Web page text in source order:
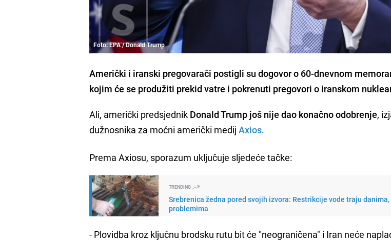
Foto: EPA / Donald Trump
Američki i iranski pregovarači postigli su dogovor o 60-dnevnom
kojim će se produžiti prekid vatre i pokrenuti pregovori o iranskom
Ali, američki predsjednik Donald Trump još nije dao konačno odobrenje,
dužnosnika za moćni američki medijAxios.
Prema Axiosu, sporazum uključuje sljedeće tačke:
TRENDING
Srebrenica žedna pored svojih izvora: Restrikcije vode traju
problemima
- Plovidba kroz ključnu brodsku rutu bit će "neograničena" i Iran neće